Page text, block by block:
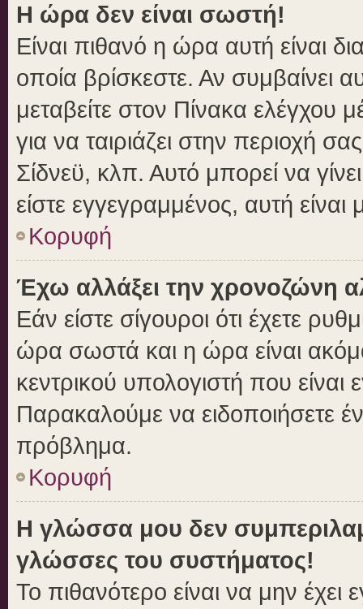
Η ώρα δεν είναι σωστή!
Είναι πιθανό η ώρα αυτή είναι
οποία βρίσκεστε. Αν συμβαίνει
μεταβείτε στον Πίνακα ελέγχου
για να ταιριάζει στην περιοχή
Σίδνεϋ, κλπ. Αυτό μπορεί να
είστε εγγεγραμμένος, αυτή είναι
Κορυφή
Έχω αλλάξει την χρονοζώνη
Εάν είστε σίγουροι ότι έχετε
ώρα σωστά και η ώρα είναι
κεντρικού υπολογιστή που
Παρακαλούμε να ειδοποιήσετε
πρόβλημα.
Κορυφή
Η γλώσσα μου δεν
γλώσσες του συστήματος!
Το πιθανότερο είναι να μην